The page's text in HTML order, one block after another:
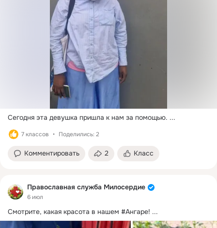
Сегодня эта девушка пришла к нам за помощью. ...
7 классов Поделились: 2
Комментировать 2 Класс
Православная служба Милосердие
6 июл
Смотрите, какая красота в нашем #Ангаре! ...